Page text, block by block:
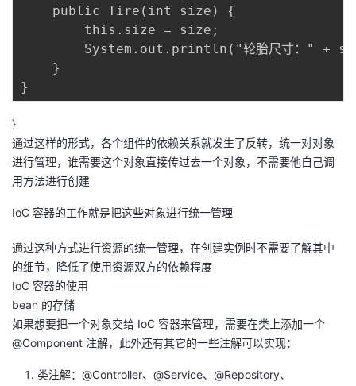
    public Tire(int size) {
        this.size = size;
System.out.println("轮胎尺⼨：" +
    }
}
通过这样的形式，各个组件的依赖关系就发生了反转，统一对对象
进行管理，谁需要这个对象直接传过去一个对象，不需要他自己调
用方法进行创建
IoC 容器的工作就是把这些对象进行统一管理
通过这种方式进行资源的统一管理，在创建实例时不需要了解其中
的细节，降低了使用资源双方的依赖程度
IoC 容器的使用
bean 的存储
如果想要把一个对象交给 IoC 容器来管理，需要在类上添加一个
@Component 注解，此外还有其它的一些注解可以实现：
类注解：@Controller、@Service、@Repository、